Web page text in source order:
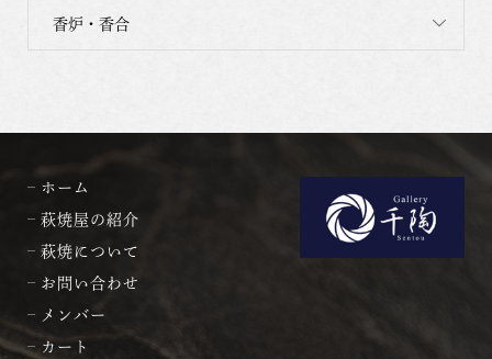
香炉・香合
ホーム
萩焼屋の紹介
萩焼について
お問い合わせ
メンバー
カート